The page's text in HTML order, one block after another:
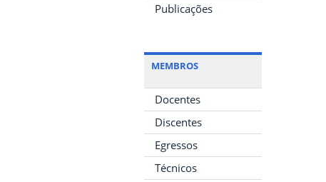
Publicações
MEMBROS
Docentes
Discentes
Egressos
Técnicos